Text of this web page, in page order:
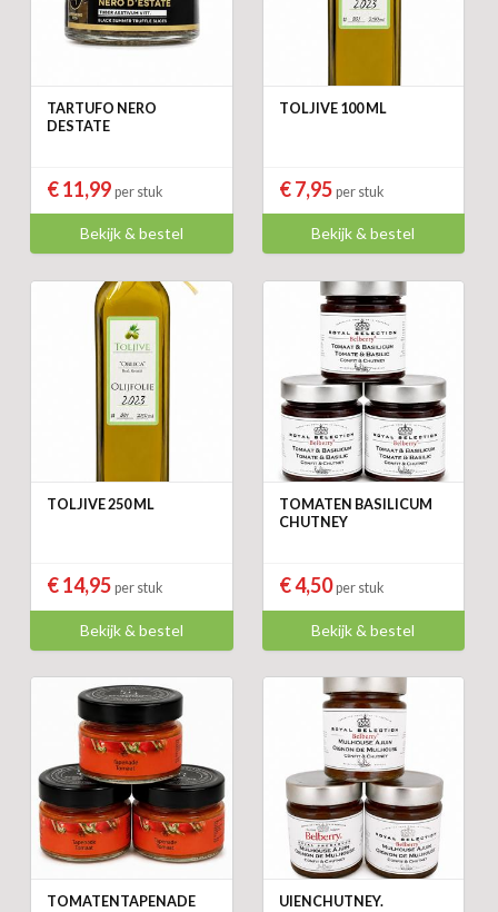
TARTUFO NERO
DESTATE
€ 11,99 per stuk
Bekijk & bestel
TOLJIVE 100 ML
€ 7,95 per stuk
Bekijk & bestel
TOLJIVE 250 ML
€ 14,95 per stuk
Bekijk & bestel
TOMATEN BASILICUM
CHUTNEY
€ 4,50per stuk
Bekijk & bestel
TOMATENTAPENADE UIENCHUTNEY.